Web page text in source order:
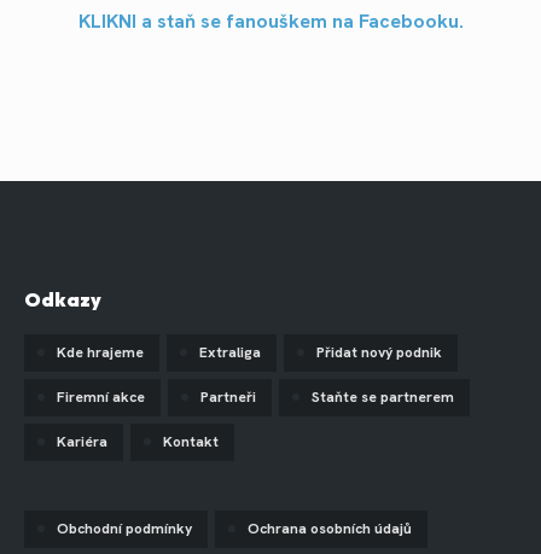
KLIKNI a staň se fanouškem na Facebooku.
Odkazy
Kde hrajeme Extraliga Přidat nový podnik
Firemní akce Partneři Staňte se partnerem
Kariéra Kontakt
Obchodní podmínky Ochrana osobních údajů